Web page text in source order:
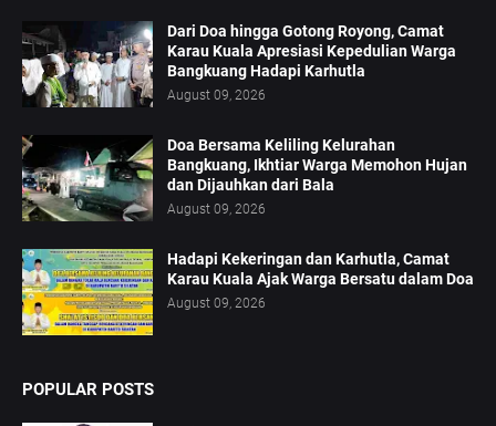
Dari Doa hingga Gotong Royong, Camat
Karau Kuala Apresiasi Kepedulian Warga
Bangkuang Hadapi Karhutla
August 09, 2026
Doa Bersama Keliling Kelurahan
Bangkuang, Ikhtiar Warga Memohon Hujan
dan Dijauhkan dari Bala
August 09, 2026
Hadapi Kekeringan dan Karhutla, Camat
Karau Kuala Ajak Warga Bersatu dalam Doa
August 09, 2026
POPULAR POSTS